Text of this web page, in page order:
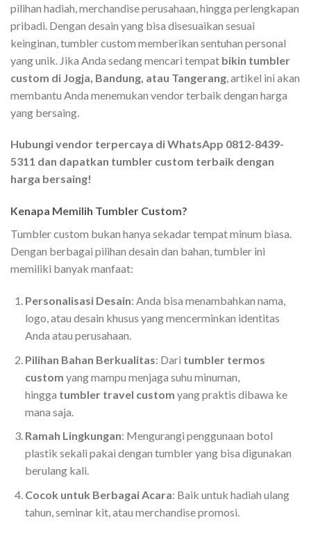
pilihan hadiah, merchandise perusahaan, hingga perlengkapan
pribadi. Dengan desain yang bisa disesuaikan sesuai
keinginan, tumbler custom memberikan sentuhan personal
yang unik. Jika Anda sedang mencari tempat bikin tumbler
custom di Jogja, Bandung, atau Tangerang , artikel ini akan
membantu Anda menemukan vendor terbaik dengan harga
yang bersaing.
Hubungi vendor terpercaya di WhatsApp 0812-8439-
5311 dan dapatkan tumbler custom terbaik dengan
harga bersaing!
Kenapa Memilih Tumbler Custom?
Tumbler custom bukan hanya sekadar tempat minum biasa.
Dengan berbagai pilihan desain dan bahan, tumbler ini
memiliki banyak manfaat:
Personalisasi Desain: Anda bisa menambahkan nama,
logo, atau desain khusus yang mencerminkan identitas
Anda atau perusahaan.
Pilihan Bahan Berkualitas: Dari tumbler termos
custom yang mampu menjaga suhu minuman,
hingga tumbler travel custom yang praktis dibawa ke
mana saja.
Ramah Lingkungan: Mengurangi penggunaan botol
plastik sekali pakai dengan tumbler yang bisa digunakan
berulang kali.
Cocok untuk Berbagai Acara: Baik untuk hadiah ulang
tahun, seminar kit, atau merchandise promosi.